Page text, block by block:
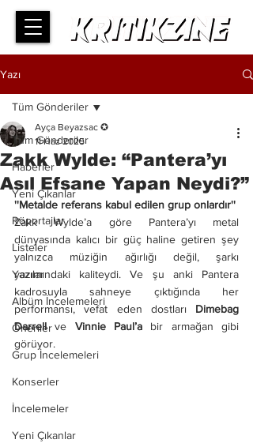
Yazı
Tüm Gönderiler
Haberler
Yeni Çıkanlar
Röportajlar
Listeler
Yazılar
Albüm İncelemeleri
Öneriler
Grup İncelemeleri
Konserler
İncelemeler
Yeni Çıkanlar
Tüm Gönderiler
Zakk Wylde: “Pantera’yı
Asıl Efsane Yapan Neydi?”
Ayça Beyazsac ✪
11 Haz 2025
''Metalde referans kabul edilen grup onlardır''
Zakk Wylde’a göre Pantera’yı metal
dünyasında kalıcı bir güç haline getiren şey
yalnızca müziğin ağırlığı değil, şarkı
yazımındaki kaliteydi. Ve şu anki Pantera
kadrosuyla sahneye çıktığında her
performansı, vefat eden dostları Dimebag
Darrell ve Vinnie Paul’a bir armağan gibi
görüyor.